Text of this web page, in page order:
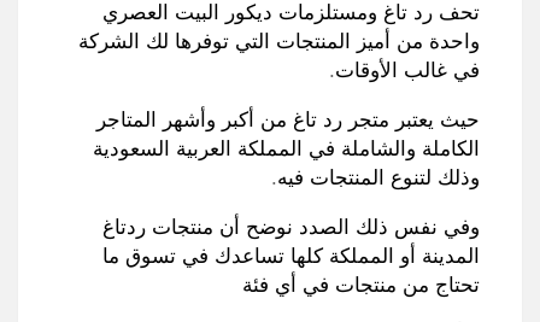
تحف رد تاغ ومستلزمات ديكور البيت العصري
واحدة من أميز المنتجات التي توفرها لك الشركة
في غالب الأوقات.
حيث يعتبر متجر رد تاغ من أكبر وأشهر المتاجر
الكاملة والشاملة في المملكة العربية السعودية
وذلك لتنوع المنتجات فيه.
وفي نفس ذلك الصدد نوضح أن منتجات ردتاغ
المدينة أو المملكة كلها تساعدك في تسوق ما
تحتاج من منتجات في أي فئة